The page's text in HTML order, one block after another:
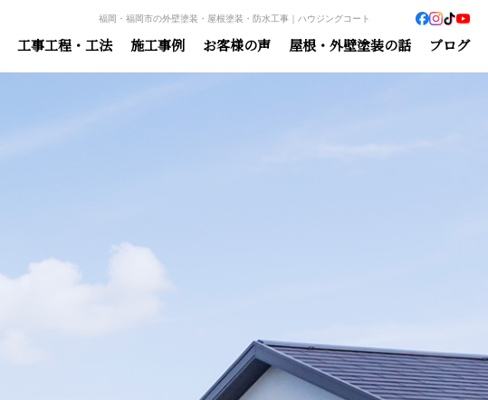
福岡・福岡市の外壁塗装・屋根塗装・防水工事｜ハウジングコート
工事工程・工法 施工事例 お客様の声 屋根・外壁塗装の話 ブログ